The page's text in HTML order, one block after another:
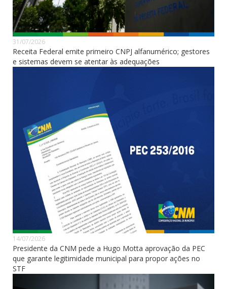
31/07/2026
Receita Federal emite primeiro CNPJ alfanumérico; gestores
e sistemas devem se atentar às adequações
14/07/2026
Presidente da CNM pede a Hugo Motta aprovação da PEC
que garante legitimidade municipal para propor ações no
STF